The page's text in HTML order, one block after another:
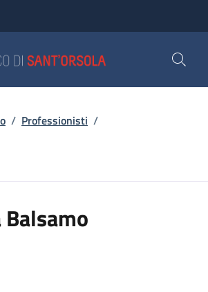
/ Professionisti /
Balsamo